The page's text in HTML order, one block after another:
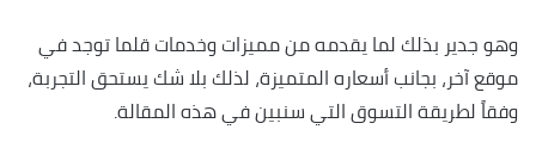
وهو جدير بذلك لما يقدمه من مميزات وخدمات قلما توجد في
موقع آخر، بجانب أسعاره المتميزة، لذلك بلا شك يستحق التجربة،
وفقاً لطريقة التسوق التي سنبين في هذه المقالة.